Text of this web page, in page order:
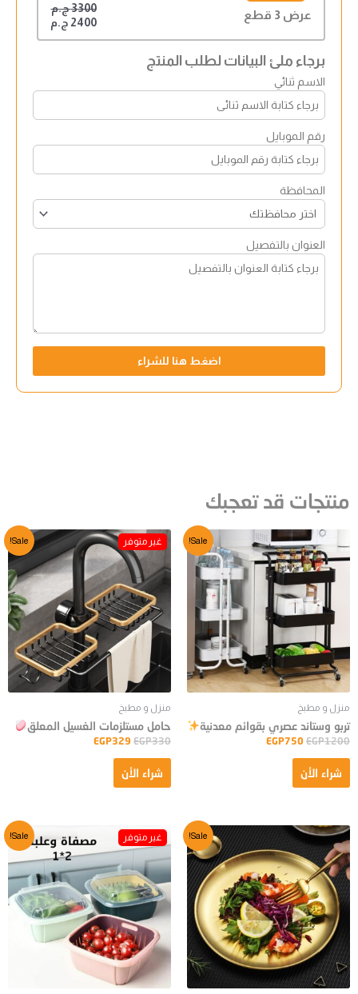
عرض 3 قطع
3300 ج.م
2400 ج.م
برجاء ملئ البيانات لطلب المنتج
الاسم ثنائي
رقم الموبايل
المحافظة
العنوان بالتفصيل
اضغط هنا للشراء
منتجات قد تعجبك
Sale!
منزل و مطبخ
تربو وستاند عصري بقوائم معدنية
EGP1200
EGP750
شراء الأن
Sale!
منزل و مطبخ
حامل مستلزمات الغسيل المعلق
EGP330
EGP329
شراء الأن
Sale!
Sale!